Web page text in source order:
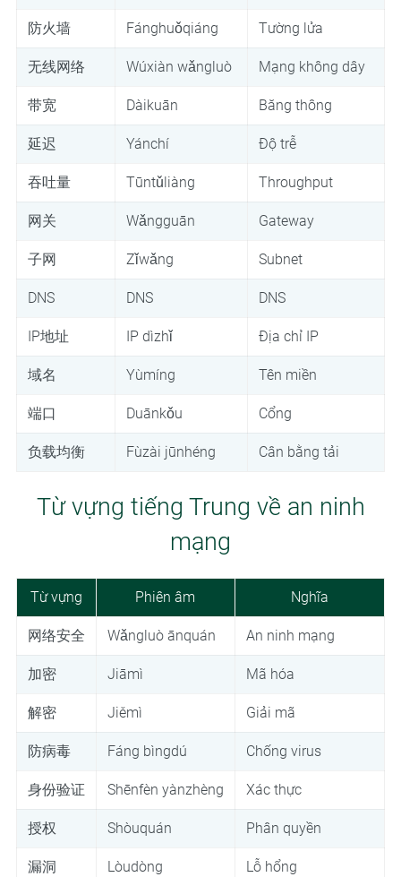
防火墙 Fánghuǒqiáng Tường lửa
无线网络 Wúxiàn wǎngluò Mạng không dây
带宽 Dàikuān Băng thông
延迟 Yánchí Độ trễ
吞吐量 Tūntǔliàng Throughput
网关 Wǎngguān Gateway
子网 Zǐwǎng Subnet
DNS DNS DNS
IP地址 IP dìzhǐ Địa chỉ IP
域名 Yùmíng Tên miền
端口 Duānkǒu Cổng
负载均衡 Fùzài jūnhéng Cân bằng tải
Từ vựng tiếng Trung về an ninh
mạng
Từ vựng Phiên âm Nghĩa
网络安全 Wǎngluò ānquán An ninh mạng
加密 Jiāmì Mã hóa
解密 Jiěmì Giải mã
防病毒 Fáng bìngdú Chống virus
身份验证 Shēnfèn yànzhèng Xác thực
授权 Shòuquán Phân quyền
漏洞 Lòudòng Lỗ hổng